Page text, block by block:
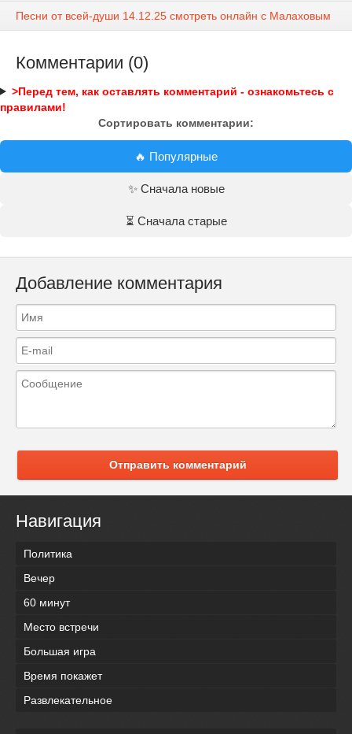
Песни от всей-души 14.12.25 смотреть онлайн с Малаховым
Комментарии (0)
>Перед тем, как оставлять комментарий - ознакомьтесь с
правилами!
Сортировать комментарии:
🔥 Популярные
✨ Сначала новые
⏳ Сначала старые
Добавление комментария
Отправить комментарий
Навигация
Политика
Вечер
60 минут
Место встречи
Большая игра
Время покажет
Развлекательное